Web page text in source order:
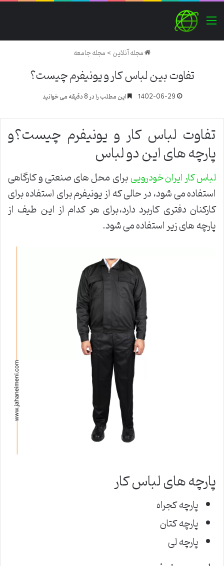
منو
مجله آنلاین>مجله جامعه
تفاوت بین لباس کار و یونیفرم چیست؟
1402-06-29 این مطلب را در 8 دقیقه می خوانید
تفاوت لباس کار و یونیفرم چیست؟و
پارچه های این دو لباس
لباس کار ایران خودروییبرای محل های صنعتی و کارگاهی
استفاده می شود، در حالی که از یونیفرم برای استفاده برای
کارکنان دفتری کاربرد دارد،برای هر کدام از این طیف از
پارچه های زیر استفاده می شود.
پارچه های لباس کار
پارچه کجراه
پارچه کتان
پارچه لی